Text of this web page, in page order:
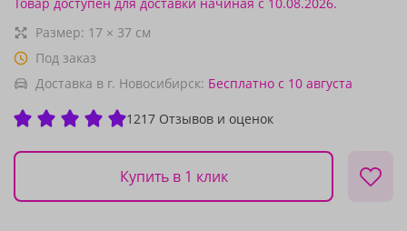
Размер: 17 × 37 см
Под заказ
Доставка в г. Новосибирск: Бесплатно с 10 августа
1217 Отзывов и оценок
Купить в 1 клик